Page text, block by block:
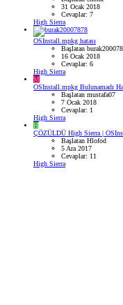
31 Ocak 2018
Cevaplar: 7
High Sierra
OSInstall.mpkg hatası
Başlatan
16 Ocak 2018
Cevaplar: 6
High Sierra
M
OSInstall.mpkg Bulunamadı
Başlatan mustafa07
7 Ocak 2018
Cevaplar: 1
High Sierra
H
ÇÖZÜLDÜ High Sierra |
Başlatan Hlofod
5 Ara 2017
Cevaplar: 11
High Sierra